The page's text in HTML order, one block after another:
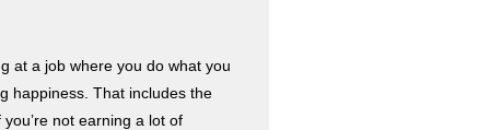
at a job where you do what you
happiness. That includes the
not earning a lot of